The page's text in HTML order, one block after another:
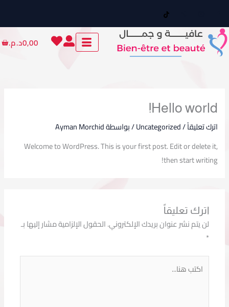
0,00د.م.Cart
Hello world!
اترك تعليقاً/
Uncategorized/ بواسطةAyman Morchid
Welcome to WordPress. This is your first post. Edit or delete it,
then start writing!
اترك تعليقاً
لن يتم نشر عنوان بريدك الإلكتروني.الحقول الإلزامية مشار إليها بـ